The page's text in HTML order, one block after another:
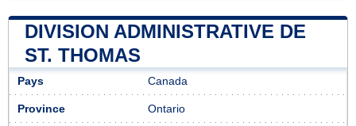
DIVISION ADMINISTRATIVE DE
ST. THOMAS
Pays Canada
Province Ontario